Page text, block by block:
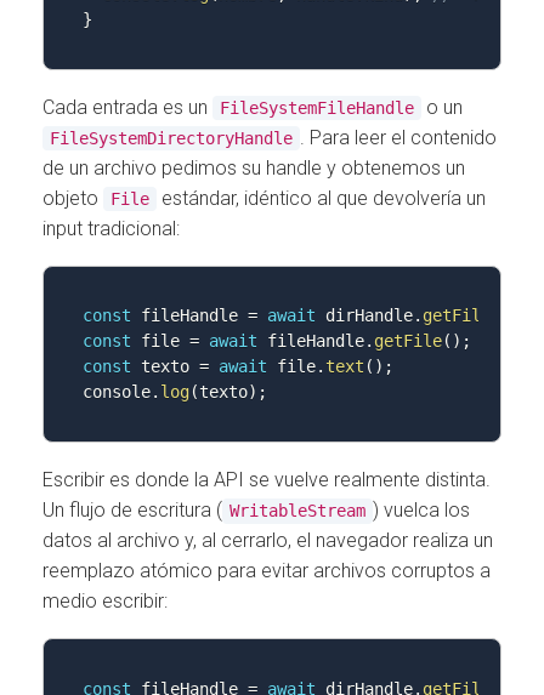
}
Cada entrada es un FileSystemFileHandle o un
FileSystemDirectoryHandle . Para leer el contenido
de un archivo pedimos su handle y obtenemos un
objeto
File
estándar, idéntico al que devolvería un
input tradicional:
const fileHandle = await dirHandle.
const file = await fileHandle. getFile( ) ;
const texto = await file. text ( ) ;
console. log(texto) ;
Escribir es donde la API se vuelve realmente distinta.
Un flujo de escritura ( WritableStream ) vuelca los
datos al archivo y, al cerrarlo, el navegador realiza un
reemplazo atómico para evitar archivos corruptos a
medio escribir:
const fileHandle = await dirHandle.